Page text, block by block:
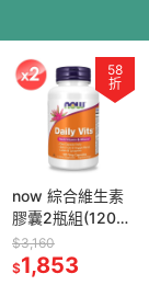
43
折
now 甘胺酸鋅膠
囊2瓶組(120顆/
瓶)
$3,360
$1,478